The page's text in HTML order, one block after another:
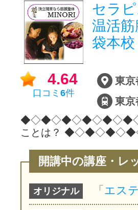
セラ
温活
袋本校
4.64
口コミ 6件
東京
ことは？
開講中の講座・レ
オリジナル